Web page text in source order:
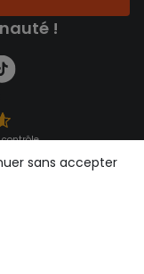
!
sans accepter